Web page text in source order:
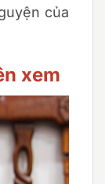
của
xem